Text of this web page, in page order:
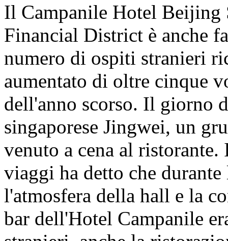
Il Campanile Hotel
Financial District è anche
numero di ospiti stranieri
aumentato di oltre cinque
dell'anno scorso. Il giorno
singaporese Jingwei, un
venuto a cena al
viaggi ha detto che
l'atmosfera della hall e la
bar dell'Hotel Campanile